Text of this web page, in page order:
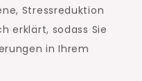
Stressreduktion
erklärt, sodass Sie
in Ihrem